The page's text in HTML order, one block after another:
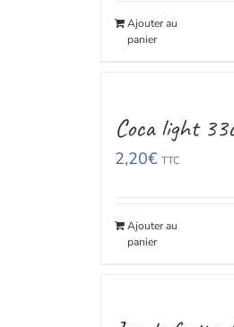
Ajouter au
panier
Coca light
2,20€ TTC
Ajouter au
panier